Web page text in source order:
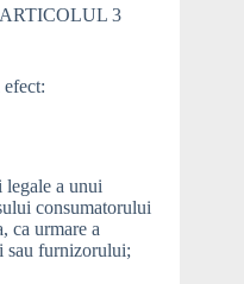
3
efect:
legale a unui
consumatorului
ca urmare a
sau furnizorului;